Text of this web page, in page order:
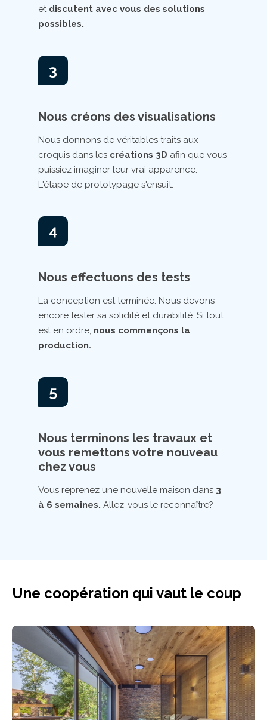
et discutent avec vous des solutions
possibles.
3
Nous créons des visualisations
Nous donnons de véritables traits aux
croquis dans les créations 3D afin que vous
puissiez imaginer leur vrai apparence.
L'étape de prototypage s'ensuit.
4
Nous effectuons des tests
La conception est terminée. Nous devons
encore tester sa solidité et durabilité. Si tout
est en ordre, nous commençons la
production.
5
Nous terminons les travaux et
vous remettons votre nouveau
chez vous
Vous reprenez une nouvelle maison dans 3
à 6 semaines. Allez-vous le reconnaître?
Une coopération qui vaut le coup